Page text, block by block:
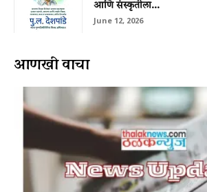
आणि संस्कृतीला...
June 12, 2026
आणखी वाचा